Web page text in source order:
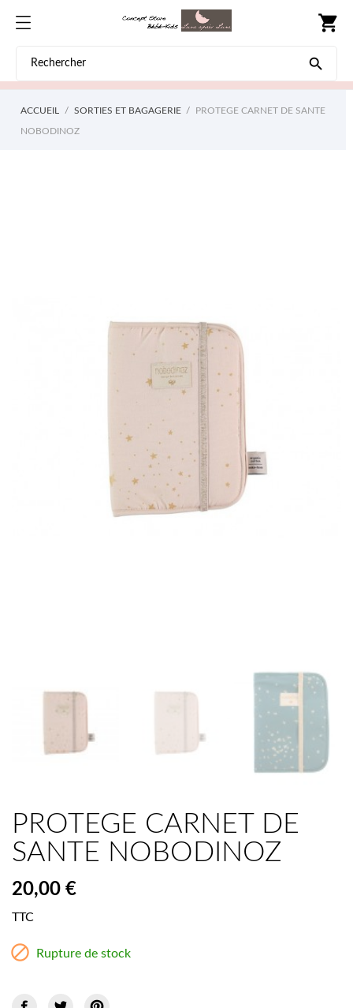
shopping_cart

ACCUEIL SORTIES ET BAGAGERIE PROTEGE CARNET DE SANTE
NOBODINOZ
PROTEGE CARNET DE
SANTE NOBODINOZ
20,00 €
TTC
 Rupture de stock